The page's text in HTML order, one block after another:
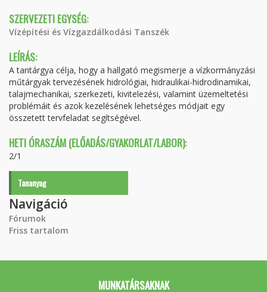
SZERVEZETI EGYSÉG:
Vízépítési és Vízgazdálkodási Tanszék
LEÍRÁS:
A tantárgya célja, hogy a hallgató megismerje a vízkormányzási
műtárgyak tervezésének hidrológiai, hidraulikai-hidrodinamikai,
talajmechanikai, szerkezeti, kivitelezési, valamint üzemeltetési
problémáit és azok kezelésének lehetséges módjait egy
összetett tervfeladat segítségével.
HETI ÓRASZÁM (ELŐADÁS/GYAKORLAT/LABOR):
2/1
Tananyag
Navigáció
Fórumok
Friss tartalom
MUNKATÁRSAKNAK